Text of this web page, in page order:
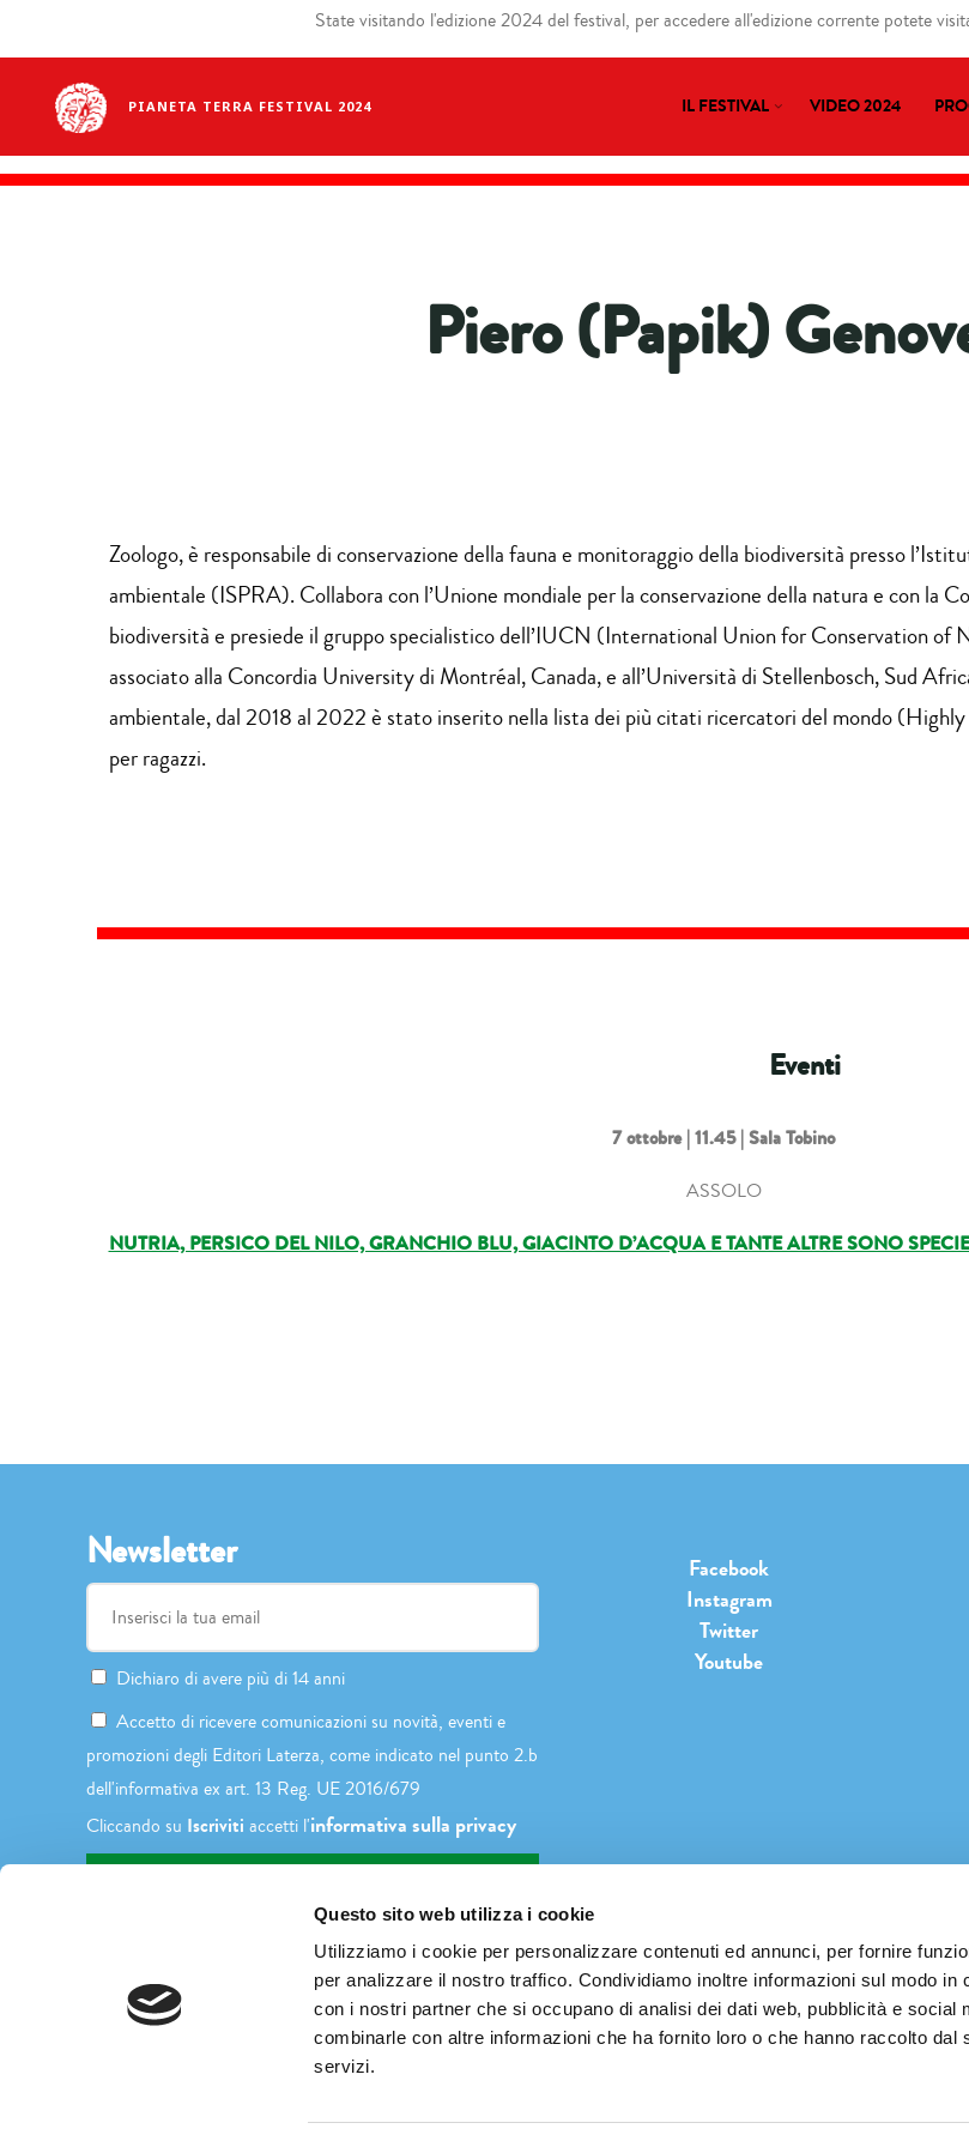
Questo sito web utilizza i cookie
Utilizziamo i cookie per personalizzare contenuti ed annunci, per fornire
per analizzare il nostro traffico. Condividiamo inoltre informazioni sul modo in
con i nostri partner che si occupano di analisi dei dati web, pubblicità e social
combinarle con altre informazioni che ha fornito loro o che hanno raccolto dal
servizi.
PIANETA TERRA FESTIVAL 2024 IL FESTIVAL VIDEO 2024
State visitando l'edizione 2024 del festival, per accedere all'edizione corrente potete
Piero (Papik)
Zoologo, è responsabile di conservazione della fauna e monitoraggio della biodiversità presso
ambientale (ISPRA). Collabora con l’Unione mondiale per la conservazione della natura e con la
biodiversità e presiede il gruppo specialistico dell’IUCN (International Union for Conservation of
associato alla Concordia University di Montréal, Canada, e all’Università di Stellenbosch, Sud
ambientale, dal 2018 al 2022 è stato inserito nella lista dei più citati ricercatori del mondo
per ragazzi.
Eventi
7 ottobre| 11.45 | Sala Tobino
ASSOLO
NUTRIA, PERSICO DEL NILO, GRANCHIO BLU, GIACINTO D’ACQUA E TANTE ALTRE SONO
Newsletter
Dichiaro di avere più di 14 anni
Accetto di ricevere comunicazioni su novità, eventi e
promozioni degli Editori Laterza, come indicato nel punto 2.b
dell'informativa ex art. 13 Reg. UE 2016/679
Cliccando su Iscriviti accetti l'informativa sulla privacy
Facebook
Instagram
Twitter
Youtube